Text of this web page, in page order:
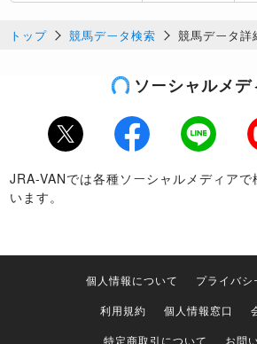
トップ 競馬データ検索 競馬データ詳
ソーシャルメデ
Twitter Facebook LINE
JRA-VANでは各種ソーシャルメディア
います。
個人情報について
プライバシ
利用規約
個人情報窓口
特定商取引について
お問